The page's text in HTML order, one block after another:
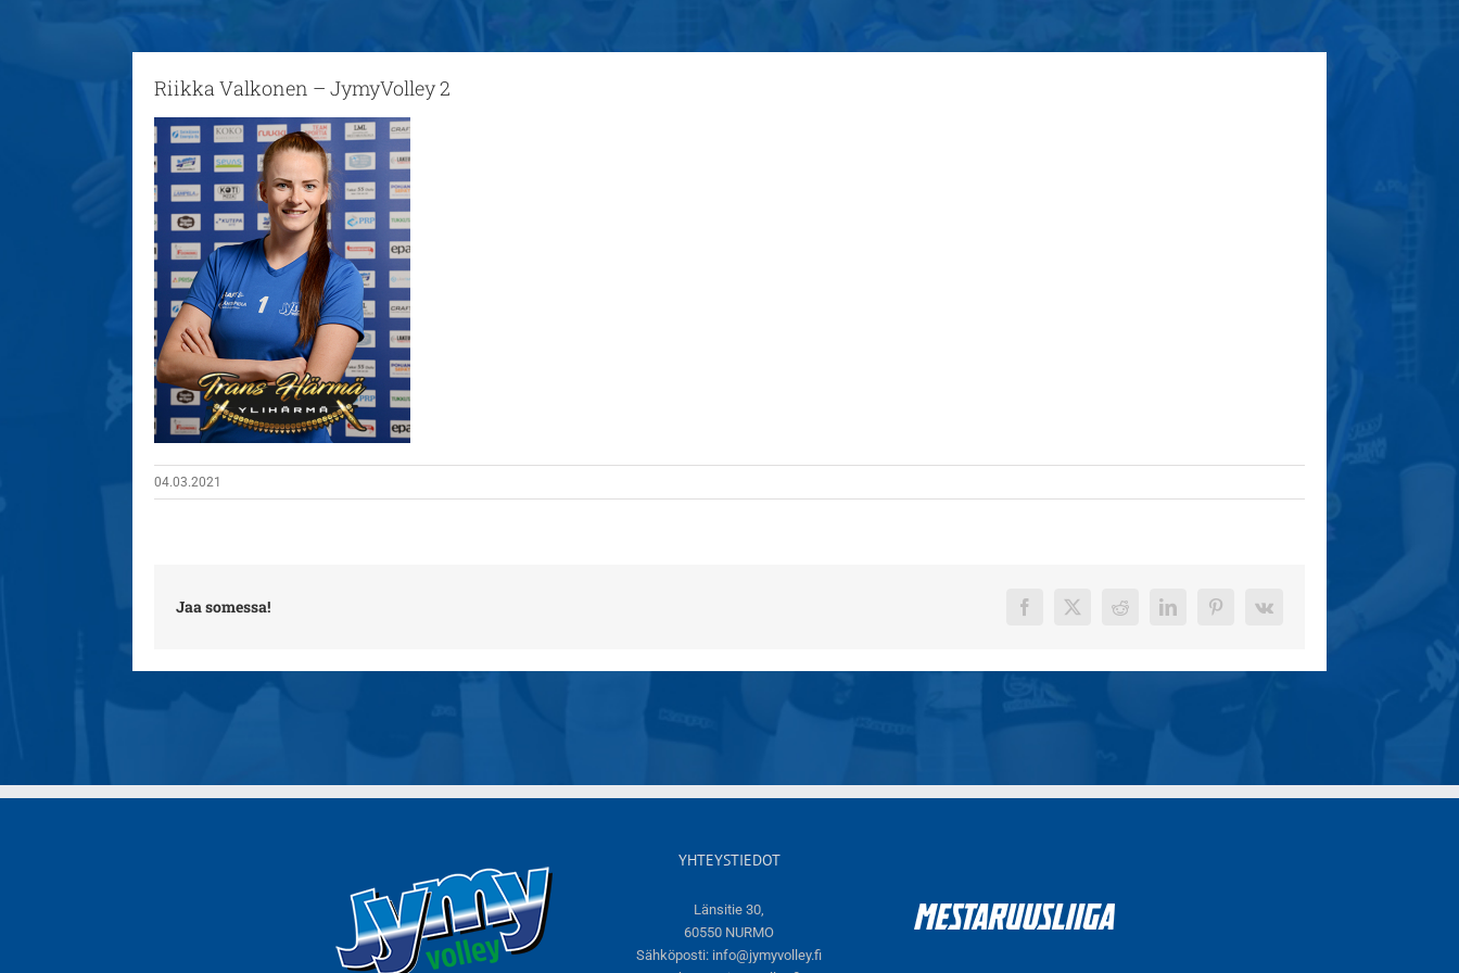
Riikka Valkonen – JymyVolley 2
04.03.2021
Jaa somessa! Facebook
X Reddit LinkedInPinterest
Vk
YHTEYSTIEDOT
Länsitie 30,
60550 NURMO
Sähköposti: info@jymyvolley.fi